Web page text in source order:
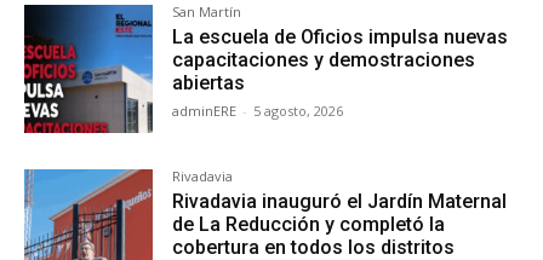
San Martín
La escuela de Oficios impulsa nuevas
capacitaciones y demostraciones
abiertas
adminERE - 5 agosto, 2026
Rivadavia
Rivadavia inauguró el Jardín Maternal
de La Reducción y completó la
cobertura en todos los distritos